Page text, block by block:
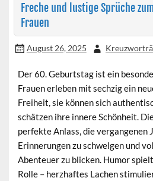
Freche und lustige Sprüche
Frauen
August 26, 2025
Der 60. Geburtstag ist ein
Frauen erleben mit sechzig ein
Freiheit, sie können sich
schätzen ihre innere Schönheit.
perfekte Anlass, die vergangenen
Erinnerungen zu schwelgen und
Abenteuer zu blicken. Humor
Rolle – herzhaftes Lachen